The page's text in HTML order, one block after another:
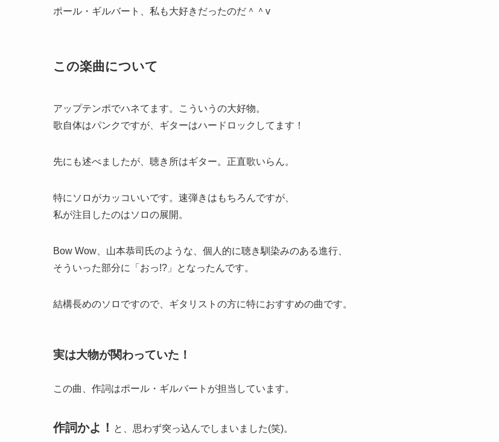
ポール・ギルバート、私も大好きだったのだ＾＾v
この楽曲について
アップテンポでハネてます。こういうの大好物。
歌自体はパンクですが、ギターはハードロックしてます！
先にも述べましたが、聴き所はギター。正直歌いらん。
特にソロがカッコいいです。速弾きはもちろんですが、
私が注目したのはソロの展開。
Bow Wow、山本恭司氏のような、個人的に聴き馴染みのある進行、
そういった部分に「おっ!?」となったんです。
結構長めのソロですので、ギタリストの方に特におすすめの曲です。
実は大物が関わっていた！
この曲、作詞はポール・ギルバートが担当しています。
作詞かよ！ と、思わず突っ込んでしまいました(笑)。